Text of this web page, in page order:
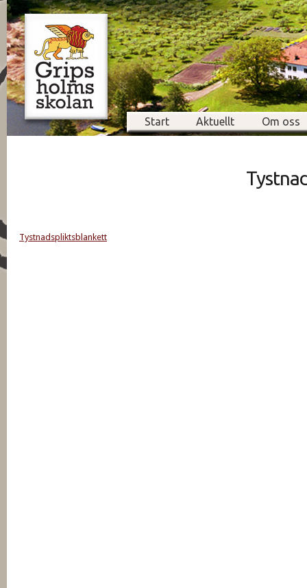
Start Aktuellt Om oss
Tystnadspliktsblankett